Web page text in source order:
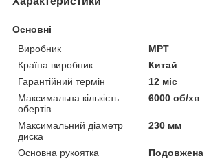
Основні
Виробник
MPT
Країна виробник
Китай
Гарантійний термін
12 міс
Максимальна кількість
обертів
6000 об/хв
Максимальний діаметр
диска
230 мм
Основна рукоятка
Подовжена